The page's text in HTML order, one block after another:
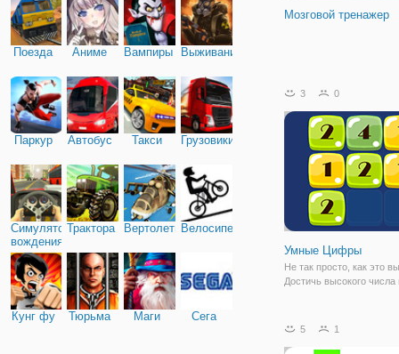
Поезда Аниме Вампиры Выживание
Паркур Автобус Такси Грузовики
Симулятор
вождения
Трактора ВертолетыВелосипед
Кунг фу Тюрьма Маги Сега
Мозговой тренажер
3 0
Умные Цифры
Не так просто, как это
Достичь высокого
5 1